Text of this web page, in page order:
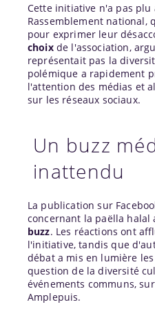
Cette initiative n'a pas plu
Rassemblement national,
pour exprimer leur
choixde l'association,
représentait pas la
polémique a rapidement
l'attention des médias et
sur les réseaux sociaux.
Un buzz
inattendu
La publication sur
concernant la paëlla
buzz. Les réactions ont
l'initiative, tandis que
débat a mis en lumière
question de la diversité
événements communs,
Amplepuis.